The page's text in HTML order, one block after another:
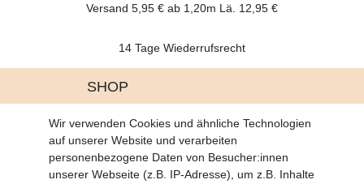
Versand 5,95 € ab 1,20m Lä. 12,95 €
14 Tage Wiederrufsrecht
SHOP
Battrerie Gesetz
Fragen und Antworten
Zahlungsarten
Wir verwenden Cookies und ähnliche Technologien
auf unserer Website und verarbeiten
personenbezogene Daten von Besucher:innen
unserer Webseite (z.B. IP-Adresse), um z.B. Inhalte